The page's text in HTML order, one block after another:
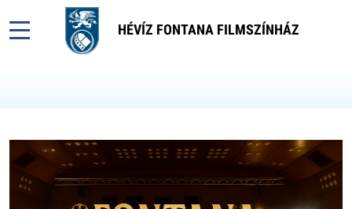
HÉVÍZ FONTANA FILMSZÍNHÁZ